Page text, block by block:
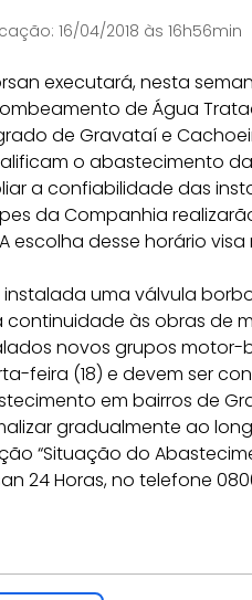
16/04/2018 às 16h56min
executará, nesta
de Água
de Gravataí e
o abastecimento
a confiabilidade das
da Companhia
A escolha desse horário
instalada uma válvula
continuidade às obras de
novos grupos motor-
feira (18) e devem ser
em bairros de
gradualmente ao
“Situação do
24 Horas, no telefone